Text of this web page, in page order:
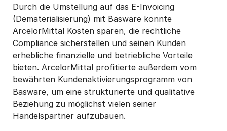
Durch die Umstellung auf das E-Invoicing
(Dematerialisierung) mit Basware konnte
ArcelorMittal Kosten sparen, die rechtliche
Compliance sicherstellen und seinen Kunden
erhebliche finanzielle und betriebliche Vorteile
bieten. ArcelorMittal profitierte außerdem vom
bewährten Kundenaktivierungsprogramm von
Basware, um eine strukturierte und qualitative
Beziehung zu möglichst vielen seiner
Handelspartner aufzubauen.